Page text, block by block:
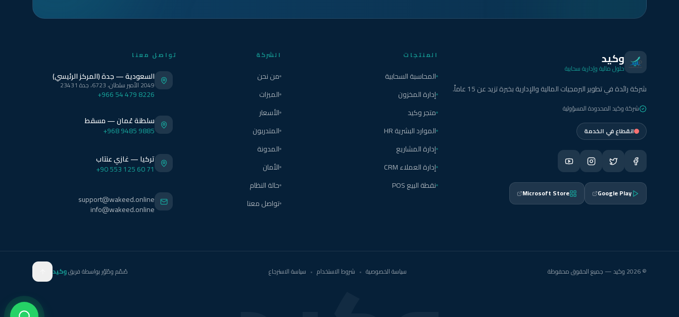
وكيد
حلول مالية وإدارية سحابية
شركة رائدة في تطوير البرمجيات المالية والإدارية بخبرة تزيد عن 15 عاماً.
شركة وكيد المحدودة المسؤولية
انقطاع في الخدمة
Google Play
Microsoft Store
المنتجات
المحاسبة السحابية
إدارة المخزون
متجر وكيد
الموارد البشرية HR
إدارة المشاريع
إدارة العملاء CRM
نقطة البيع POS
الشركة
من نحن
الميزات
الأسعار
المتدربون
المدونة
الأمان
حالة النظام
تواصل معنا
تواصل معنا
السعودية — جدة (المركز الرئيسي)
2049 الأمير سلطان، 6723، جدة 23431
+966 54 479 8226
سلطنة عُمان — مسقط
+968 9485 9885
تركيا — غازي عنتاب
+90 553 125 60 71
support@wakeed.online
info@wakeed.online
© 2026 وكيد — جميع الحقوق محفوظة سياسة الخصوصية • شروط الاستخدام • سياسة الاسترجاع صُمّم وطُوّر بواسطة فريقوكيد